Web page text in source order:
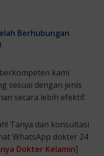
Berhubungan
kami
sesuai dengan jenis
secara lebih efektif.
Tanya dan konsultasi
WhatsApp dokter 24
Dokter Kelamin]